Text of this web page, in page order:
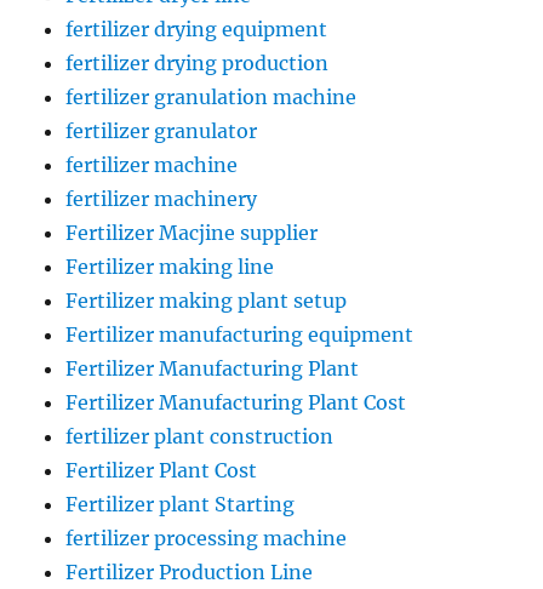
fertilizer drying equipment
fertilizer drying production
fertilizer granulation machine
fertilizer granulator
fertilizer machine
fertilizer machinery
Fertilizer Macjine supplier
Fertilizer making line
Fertilizer making plant setup
Fertilizer manufacturing equipment
Fertilizer Manufacturing Plant
Fertilizer Manufacturing Plant Cost
fertilizer plant construction
Fertilizer Plant Cost
Fertilizer plant Starting
fertilizer processing machine
Fertilizer Production Line